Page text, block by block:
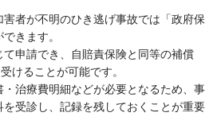
者が不明のひき逃げ事故では「政府保
きます。
申請でき、自賠責保険と同等の補償
けることが可能です。
治療費明細などが必要となるため、事
受診し、記録を残しておくことが重要